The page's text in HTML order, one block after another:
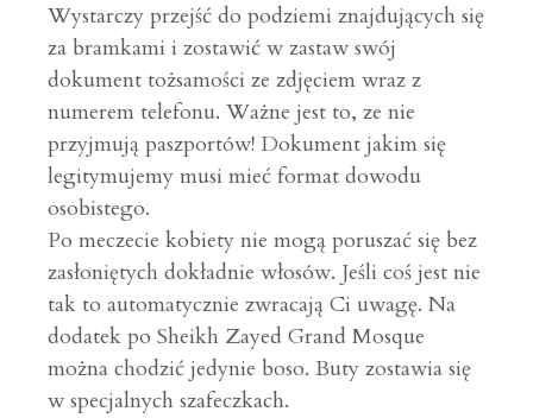
Wystarczy przejść do podziemi znajdujących się
za bramkami i zostawić w zastaw swój
dokument tożsamości ze zdjęciem wraz z
numerem telefonu. Ważne jest to, ze nie
przyjmują paszportów! Dokument jakim się
legitymujemy musi mieć format dowodu
osobistego.
Po meczecie kobiety nie mogą poruszać się bez
zasłoniętych dokładnie włosów. Jeśli coś jest nie
tak to automatycznie zwracają Ci uwagę. Na
dodatek po Sheikh Zayed Grand Mosque
można chodzić jedynie boso. Buty zostawia się
w specjalnych szafeczkach.